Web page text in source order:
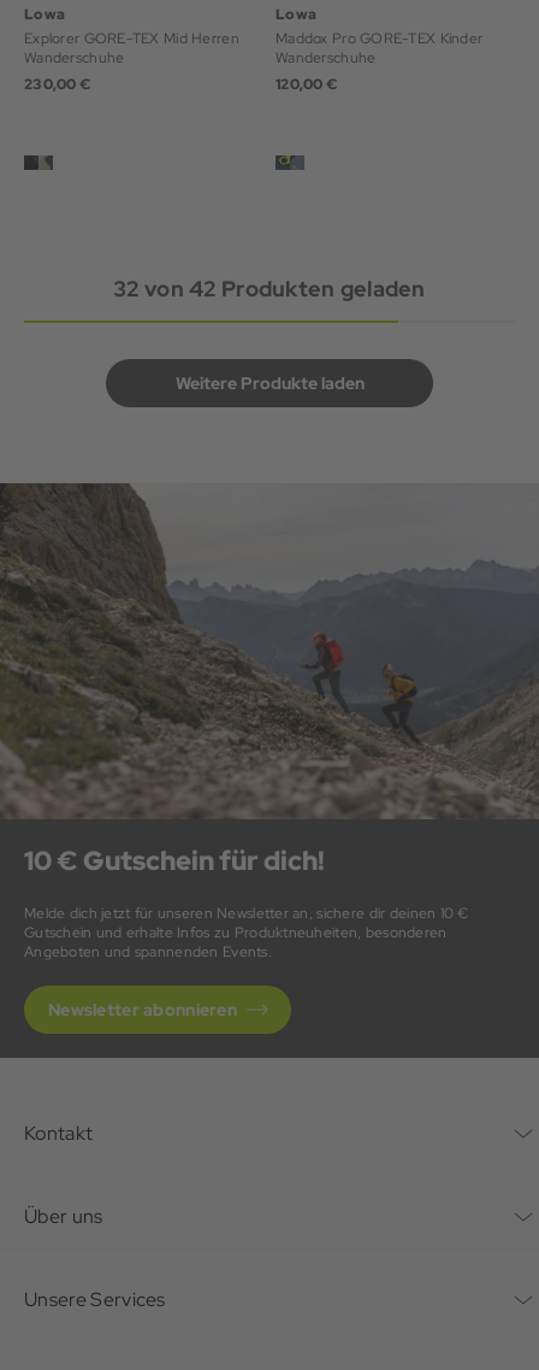
Lowa
Explorer GORE-TEX Mid Herren
Wanderschuhe
230,00 €
Lowa
Maddox Pro GORE-TEX Kinder
Wanderschuhe
120,00 €
32 von42 Produkten geladen
Weitere Produkte laden
10 € Gutschein für dich!
Melde dich jetzt für unseren Newsletter an, sichere dir deinen 10 €
Gutschein und erhalte Infos zu Produktneuheiten, besonderen
Angeboten und spannenden Events.
Newsletter abonnieren
Kontakt
Über uns
Unsere Services